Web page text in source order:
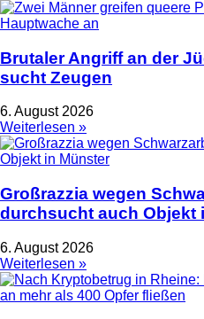
Brutaler Angriff an der
sucht Zeugen
6. August 2026
Weiterlesen »
Großrazzia wegen
durchsucht auch Objekt
6. August 2026
Weiterlesen »